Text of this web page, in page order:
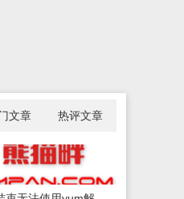
文章 热评文章